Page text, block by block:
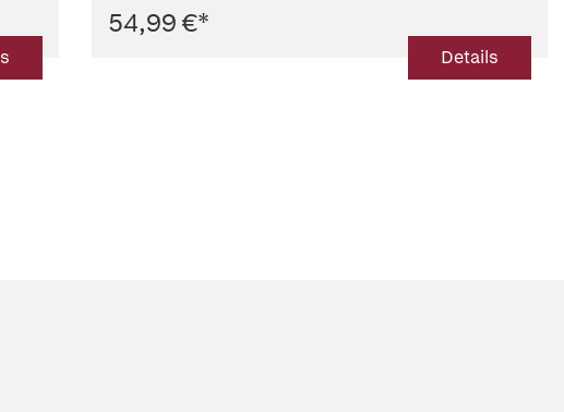
54,99 €*
Details